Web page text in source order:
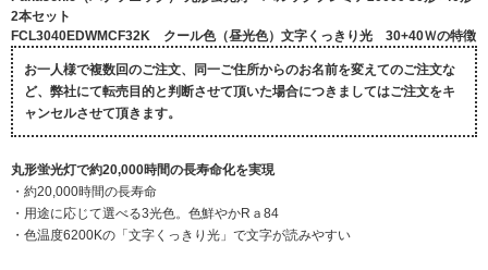
2本セット
FCL3040EDWMCF32K クール色（昼光色）文字くっきり光 30+40Ｗの特徴
お一人様で複数回のご注文、同一ご住所からのお名前を変えてのご注文な
ど、弊社にて転売目的と判断させて頂いた場合につきましてはご注文をキ
ャンセルさせて頂きます。
丸形蛍光灯で約20,000時間の長寿命化を実現
・約20,000時間の長寿命
・用途に応じて選べる3光色。色鮮やかRａ84
・色温度6200Kの「文字くっきり光」で文字が読みやすい